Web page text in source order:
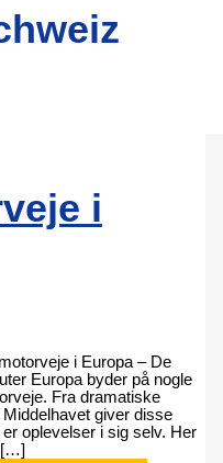
i
i Europa – De
Europa byder på nogle
Fra dramatiske
giver disse
oplevelser i sig selv. Her
[…]